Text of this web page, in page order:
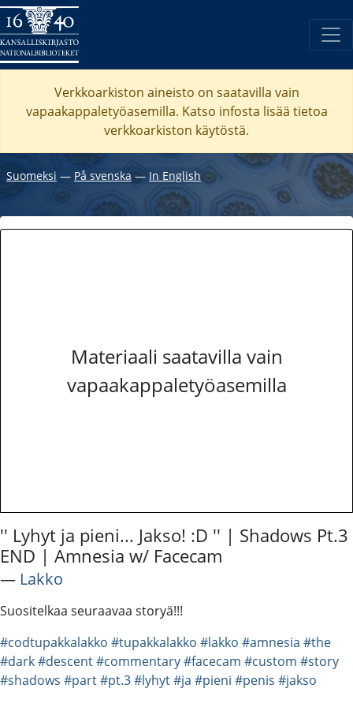
Verkkoarkiston aineisto on saatavilla vain
vapaakappaletyöasemilla. Katso infosta lisää tietoa
verkkoarkiston käytöstä.
Suomeksi ― På svenska― In English
Materiaali saatavilla vain
vapaakappaletyöasemilla
'' Lyhyt ja pieni... Jakso! :D '' | Shadows Pt.3
END | Amnesia w/ Facecam
― Lakko
Suositelkaa seuraavaa storyä!!!
#codtupakkalakko #tupakkalakko #lakko #amnesia #the
#dark#descent#commentary#facecam #custom #story
#shadows #part#pt.3#lyhyt#ja #pieni #penis #jakso